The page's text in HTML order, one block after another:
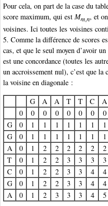
Pour cela, on part de la case du
score maximum, qui est Mm,n, et
voisines. Ici toutes les voisines
5. Comme la différence de scores
cas, et que le seul moyen d’avoir
est une concordance (toutes les
un accroissement nul), c’est que la
la voisine en diagonale :
G
A A T T C A
0
0 0 0 0 0 0 0
G
0 1 1 1 1 1 1 1
G
0 1 1 1 1 1 1 1
A
0 1 2 2 2 2 2 2
T
0 1 2 2 3 3 3 3
C
0 1 2 2 3 3 4 4
G
0 1 2 2 3 3 4 4
A
0 1 2 3 3 3 4 5